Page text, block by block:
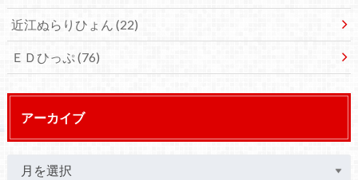
近江ぬらりひょん (22)
ＥＤひっぷ(76)
アーカイブ